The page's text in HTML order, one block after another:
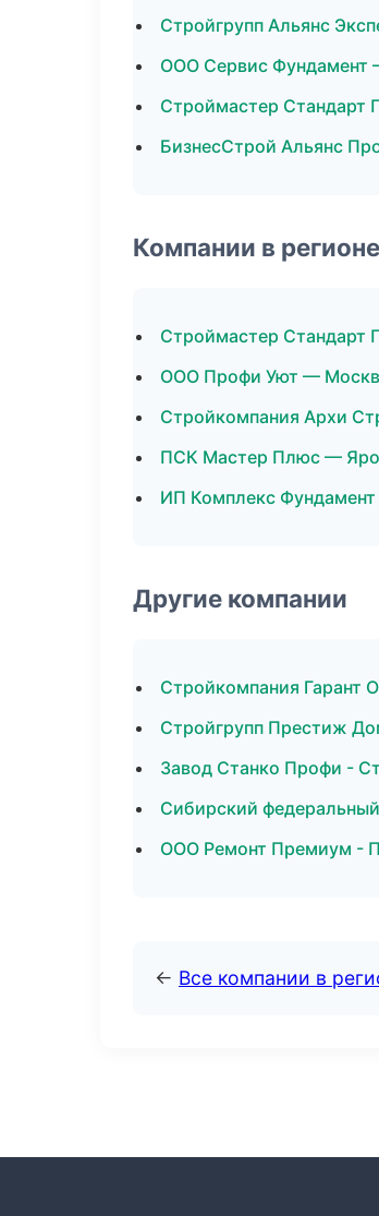
Стройгрупп Альянс
ООО Сервис Фундамент
Строймастер
БизнесСтрой Альянс
Компании в
Строймастер
ООО Профи Уют —
Стройкомпания Архи
ПСК Мастер Плюс —
ИП Комплекс
Другие компании
Стройкомпания Гарант
Стройгрупп Престиж
Завод Станко Профи -
Сибирский
ООО Ремонт Премиум -
← Все компании в